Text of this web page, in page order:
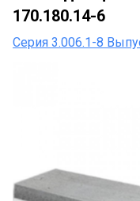
170.180.14-6
Серия 3.006.1-8